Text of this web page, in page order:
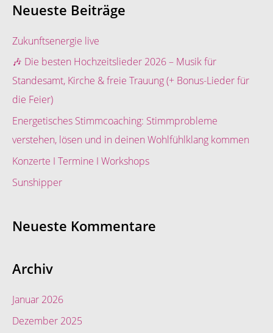
h
e
n
n
a
c
Neueste Beiträge
Zukunftsenergie live
🎶 Die besten Hochzeitslieder 2026 – Musik für
Standesamt, Kirche & freie Trauung (+ Bonus-Lieder für
die Feier)
Energetisches Stimmcoaching: Stimmprobleme
verstehen, lösen und in deinen Wohlfühlklang kommen
Konzerte I Termine I Workshops
Sunshipper
Neueste Kommentare
Archiv
Januar 2026
Dezember 2025